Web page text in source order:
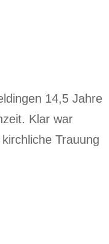
14,5 Jahre
Klar war
Trauung